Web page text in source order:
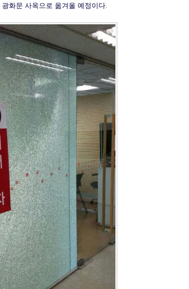
화문 사옥으로 옮겨올 예정이다.